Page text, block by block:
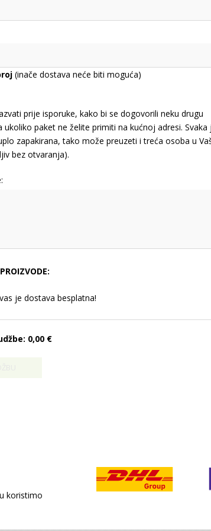
(inače dostava neće biti moguća)
prije isporuke, kako bi se dogovorili neku drugu
ukoliko paket ne želite primiti na kućnoj adresi. Svaka
zapakirana, tako može preuzeti i treća osoba u
bez otvaranja).
je dostava besplatna!
0,00 €
koristimo